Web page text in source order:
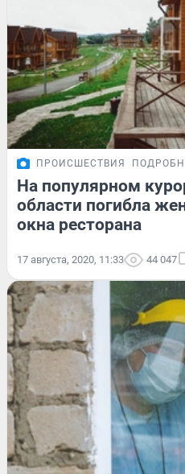
ПРОИСШЕСТВИЯ
На популярном
области погибла
окна ресторана
17 августа, 2020, 11:33 44 047